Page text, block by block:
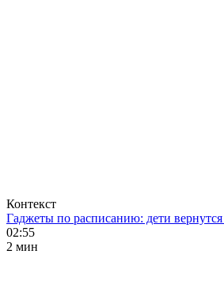
Контекст
Гаджеты по расписанию: дети
02:55
2 мин